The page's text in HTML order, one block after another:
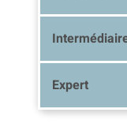
Expert